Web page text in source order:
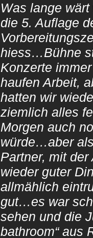
Was lange
die 5. Auflage
hiess…Bühne
Konzerte
haufen Arbeit,
hatten wir
ziemlich alles
Morgen auch
würde…aber
Partner, mit
wieder guter
allmählich
gut…es war
sehen und die
bathroom“ aus